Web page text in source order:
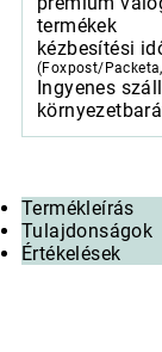
termékek
kézbesítési
(Foxpost/
Ingyenes
Termékleírás
Tulajdonságok
Értékelések